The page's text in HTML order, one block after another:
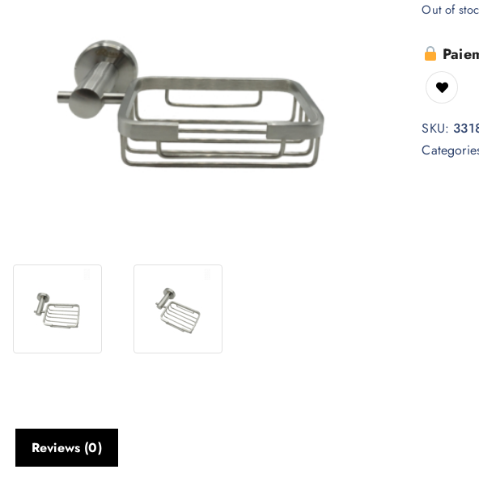
Out of
SKU:
Reviews (0)